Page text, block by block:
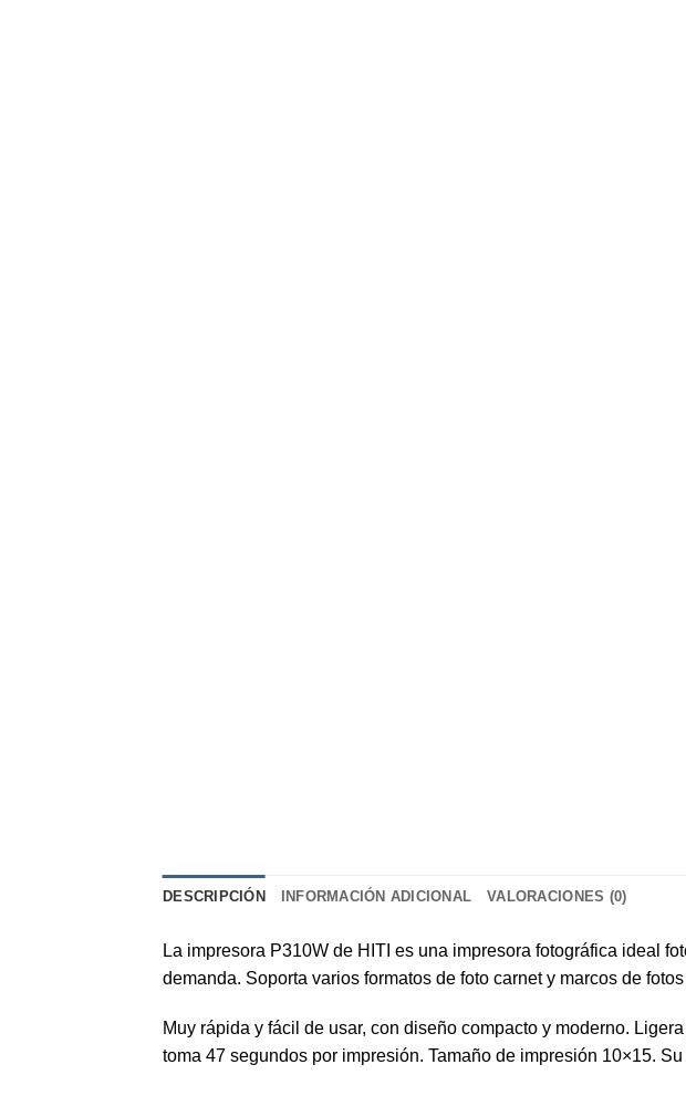
DESCRIPCIÓN INFORMACIÓN ADICIONAL VALORACIONES (0)
La impresora P310W de HITI es una impresora fotográfica ideal
demanda. Soporta varios formatos de foto carnet y marcos de
Muy rápida y fácil de usar, con diseño compacto y moderno.
toma 47 segundos por impresión. Tamaño de impresión 10×15.